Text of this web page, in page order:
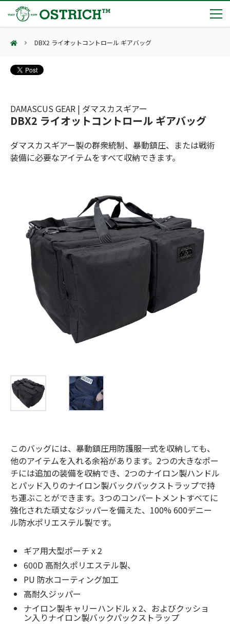
製品カテゴリー
輸血保冷庫
(Bear Avoidance)
防刃対策
(Cut Resistant)
止血・止血キット
(Massive Hemorrhage)
気道管理
(Circulation)
低体温防止
(Hypothermia)
もっと見る
製品をキーワードで検索
検索
夏季休業のお知らせ
第7回 地域×Tech東北 ご来場ありがとうございました！
ダマスカス製品カタログ（日本語版）
総合カタログ掲載のお知らせ
もっと見る
会社案内
会社案内
カタログ
採用情報（外部サイトに移動します）
お問合せ
見積り
オンラインショップ
日本語
DBX2 ライオットコントロール ギアバッグ
DAMASCUS GEAR | ダマスカスギアー
DBX2 ライオットコントロール ギアバッグ
ダマスカスギアー製の群衆統制、暴動鎮圧、または戦術
装備に必要なアイテムをすべて収納できます。
このバッグには、暴動鎮圧用防護服一式を収納しても、
他のアイテムを入れる余裕があります。2つの大きなポー
チには追加の装備を収納でき、2つのナイロン製ハンドル
とパッド入りのナイロン製バックパックストラップで持
ち運ぶことができます。3つのコンパートメントすべてに
強化された頑丈なジッパーを備えた、100% 600デニー
ル防水ポリエステル製です。
ギア用大型ポーチ x 2
600D 高耐久ポリエステル製、
PU 防水コーティング加工
高耐久ジッパー
ナイロン製キャリーハンドル x 2、およびクッショ
ン入りナイロン製バックパックストラップ